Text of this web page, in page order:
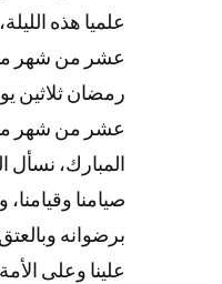
علميا هذه
عشر من شهر
رمضان ثلاثين
عشر من شهر
المبارك، نسأل
صيامنا
برضوانه
علينا وعلى